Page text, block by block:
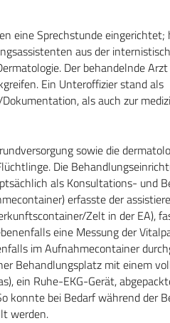
eine Sprechstunde
aus der
Der behandelnde
Ein Unteroffizier stand als
als auch zur
sowie die
Die
als Konsultations- und
erfasste der
Zelt in der EA),
eine Messung der
im Aufnahmecontainer
Behandlungsplatz mit einem
ein Ruhe-EKG-Gerät,
konnte bei Bedarf während der
werden.